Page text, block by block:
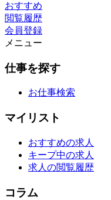
おすすめ
閲覧履歴
会員登録
メニュー
仕事を探す
お仕事検索
マイリスト
おすすめの求人
キープ中の求人
求人の閲覧履歴
コラム